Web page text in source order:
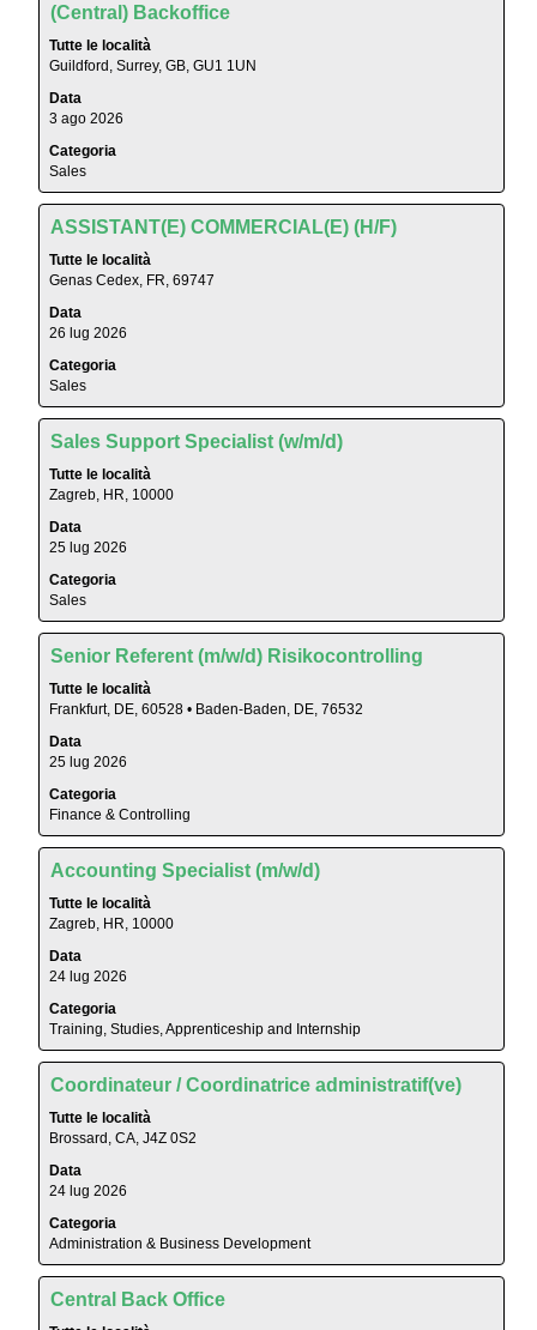
i
contenuti
integrali
informazioni
lavoro.
Titolo
(Central) Backoffice
Tutte le località
Guildford, Surrey, GB, GU1 1UN
Data
3 ago 2026
Categoria
Sales
Effettuare
selezione
la
barra
spaziatrice
per
visualizzare
contenuti
integrali
informazioni
lavoro.
Titolo
ASSISTANT(E) COMMERCIAL(E) (H/F)
Tutte le località
Genas Cedex, FR, 69747
Data
26 lug 2026
Categoria
Sales
Effettuare
selezione
la
barra
spaziatrice
per
visualizzare
i
contenuti
integrali
informazioni
lavoro.
Titolo
Sales Support Specialist (w/m/d)
Tutte le località
Zagreb, HR, 10000
Data
25 lug 2026
Categoria
Sales
Effettuare
selezione
la
barra
spaziatrice
per
visualizzare
i
contenuti
integrali
informazioni
lavoro.
Titolo
Senior Referent (m/w/d) Risikocontrolling
Tutte le località
Frankfurt, DE, 60528 • Baden-Baden, DE, 76532
Data
25 lug 2026
Categoria
Finance & Controlling
Effettuare
selezione
la
barra
spaziatrice
per
visualizzare
contenuti
integrali
informazioni
lavoro.
Titolo
Accounting Specialist (m/w/d)
Tutte le località
Zagreb, HR, 10000
Data
24 lug 2026
Categoria
Training, Studies, Apprenticeship and Internship
Effettuare
selezione
la
barra
spaziatrice
per
visualizzare
i
contenuti
integrali
informazioni
lavoro.
Titolo
Coordinateur / Coordinatrice administratif(ve)
Tutte le località
Brossard, CA, J4Z 0S2
Data
24 lug 2026
Categoria
Administration & Business Development
Effettuare
selezione
la
barra
spaziatrice
per
visualizzare
i
contenuti
Titolo
Central Back Office
Effettuare